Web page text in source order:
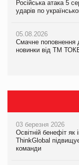
Російська атака 5
ударів по
05.08.2026
Смачне поповнення
новинки від ТМ
Російська атака 5
ударів по
05.08.2026
Смачне поповнення
новинки від ТМ
03 березня 2026
Освітній бенефіт як
ThinkGlobal
команди